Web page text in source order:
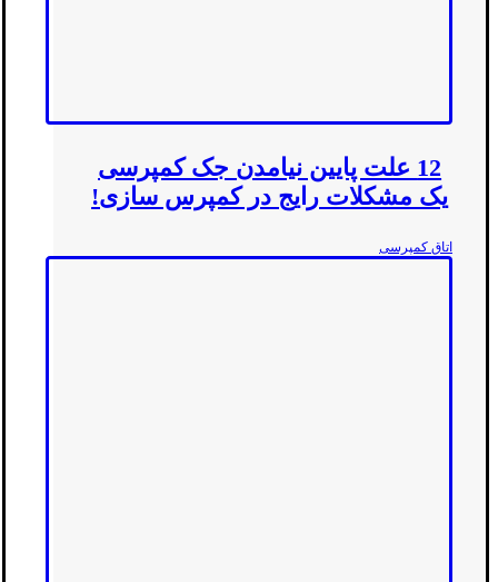
12 علت پایین نیامدن جک کمپرسی
یک مشکلات رایج در کمپرس سازی!
اتاق کمپرسی